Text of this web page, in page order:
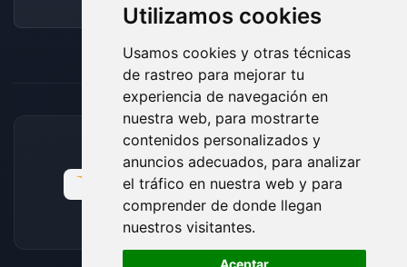
Utilizamos cookies
Usamos cookies y otras técnicas
de rastreo para mejorar tu
experiencia de navegación en
nuestra web, para mostrarte
contenidos personalizados y
anuncios adecuados, para analizar
el tráfico en nuestra web y para
comprender de donde llegan
nuestros visitantes.
Aceptar
Foro
MÉTODOS DE PAGO ACEPTADOS
🍪